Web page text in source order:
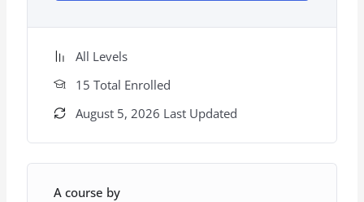
All Levels
15 Total Enrolled
August 5, 2026 Last Updated
A course by